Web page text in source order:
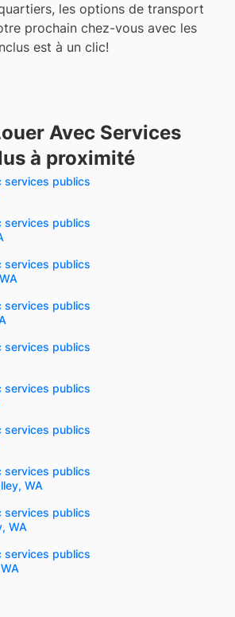
les options de transport
prochain chez-vous avec les
est à un clic!
Avec Services
à proximité
services publics
services publics
services publics
services publics
services publics
services publics
services publics
services publics
WA
services publics
WA
services publics